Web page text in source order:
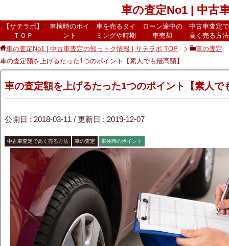
車の査定No1 | 中古
【サテラボ】
ＴＯＰ
車検時のポイ
ント
車を売るタイ
ミングや時期
ローン途中の
車売却
中古車査定で
高く売る方法
車の査定No1 | 中古車査定の知っトク情報 | サテラボ TOP
車の査定
車の査定額を上げるたった1つのポイント【素人でも最高額】
車の査定額を上げるたった1つのポイント【素人で
公開日 : 2018-03-11 / 更新日 : 2019-12-07
中古車査定で高く売る方法 車の査定 車検時のポイント